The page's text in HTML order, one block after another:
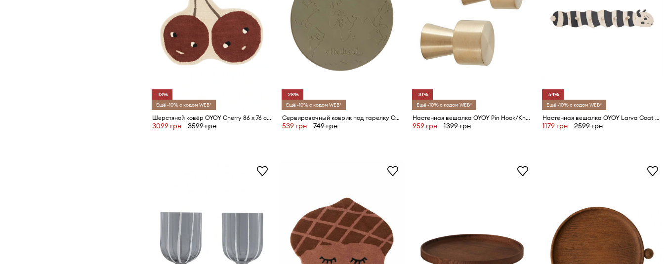
-13%
Ещё -10% с кодом WEB*
Шерстяной ковёр OYOY Cherry 86 x 76 cm
3099 грн 3599 грн
-28%
Ещё -10% с кодом WEB*
Сервировочный коврик под тарелку OYOY The World
539 грн 749 грн
-31%
Ещё -10% с кодом WEB*
Настенная вешалка OYOY Pin Hook/Knob 2 шт
959 грн 1399 грн
-54%
Ещё -10% с кодом WEB*
Настенная вешалка OYOY Larva Coat Rack
1179 грн 2599 грн